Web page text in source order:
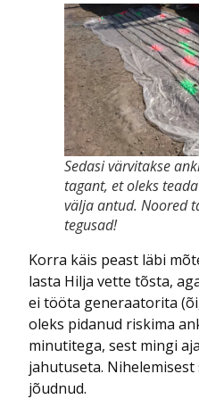
Sedasi värvitakse
tagant, et oleks
välja antud. Noored
tegusad!
Korra käis peast läbi
lasta Hilja vette tõsta,
ei tööta generaatorita
oleks pidanud riskima
minutitega, sest mingi
jahutuseta.
jõudnud.